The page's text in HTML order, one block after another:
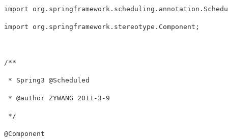
import
import org.springframework.stereotype.Component;
/**
* Spring3 @Scheduled
* @author ZYWANG 2011-3-9
*/
@Component